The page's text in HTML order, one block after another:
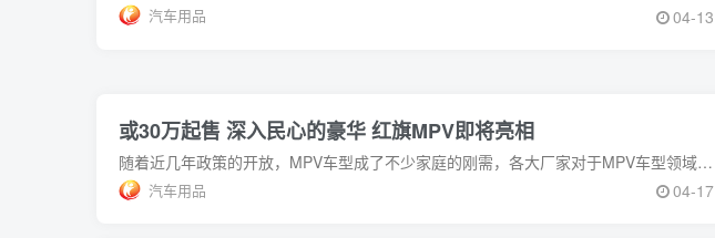
汽车用品 04-13
或30万起售 深入民心的豪华 红旗MPV即将亮相
随着近几年政策的开放，MPV车型成了不少家庭的刚需，各大厂家对于MPV车型领域的争夺非常强烈。而在这其中，红旗终于也要发出自己的声音了。据悉，红旗MPV将于4月
汽车用品 04-17